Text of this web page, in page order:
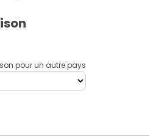
pour un autre pays